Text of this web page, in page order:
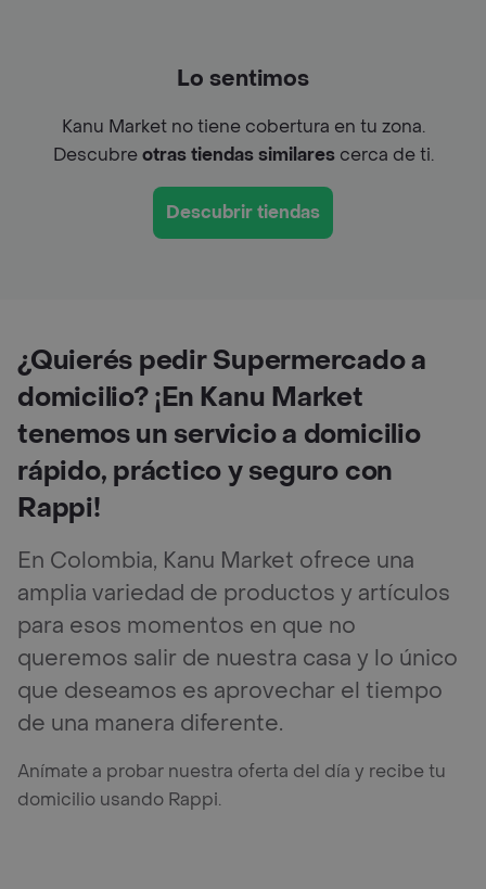
Lo sentimos
Kanu Market no tiene cobertura en tu zona.
Descubreotras tiendas similarescerca de ti.
Descubrir tiendas
¿Quierés pedir Supermercado a
domicilio? ¡En Kanu Market
tenemos un servicio a domicilio
rápido, práctico y seguro con
Rappi!
En Colombia, Kanu Market ofrece una
amplia variedad de productos y artículos
para esos momentos en que no
queremos salir de nuestra casa y lo único
que deseamos es aprovechar el tiempo
de una manera diferente.
Anímate a probar nuestra oferta del día y recibe tu
domicilio usando Rappi.